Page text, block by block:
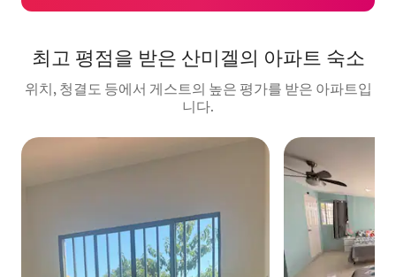
최고 평점을 받은 산미겔의 아파트 숙소
위치, 청결도 등에서 게스트의 높은 평가를 받은 아파트입
니다.